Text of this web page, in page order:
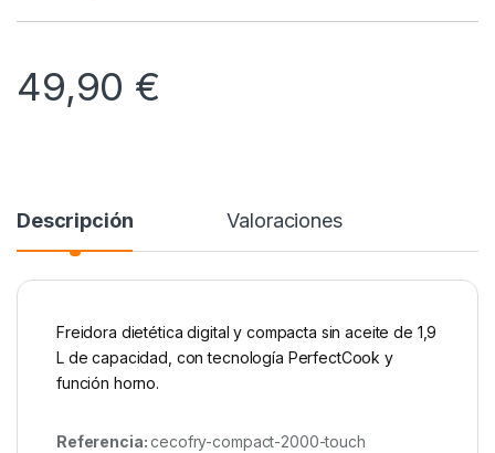
49,90 €
Descripción Valoraciones
Freidora dietética digital y compacta sin aceite de 1,9
L de capacidad, con tecnología PerfectCook y
función horno.
Referencia:cecofry-compact-2000-touch